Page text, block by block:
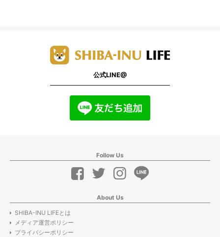
公式LINE@
Follow Us
About Us
SHIBA-INU LIFEとは
メディア運営ポリシー
プライバシーポリシー